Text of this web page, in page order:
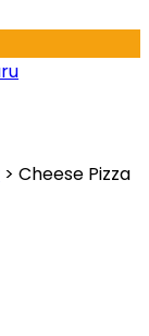
> Cheese Pizza